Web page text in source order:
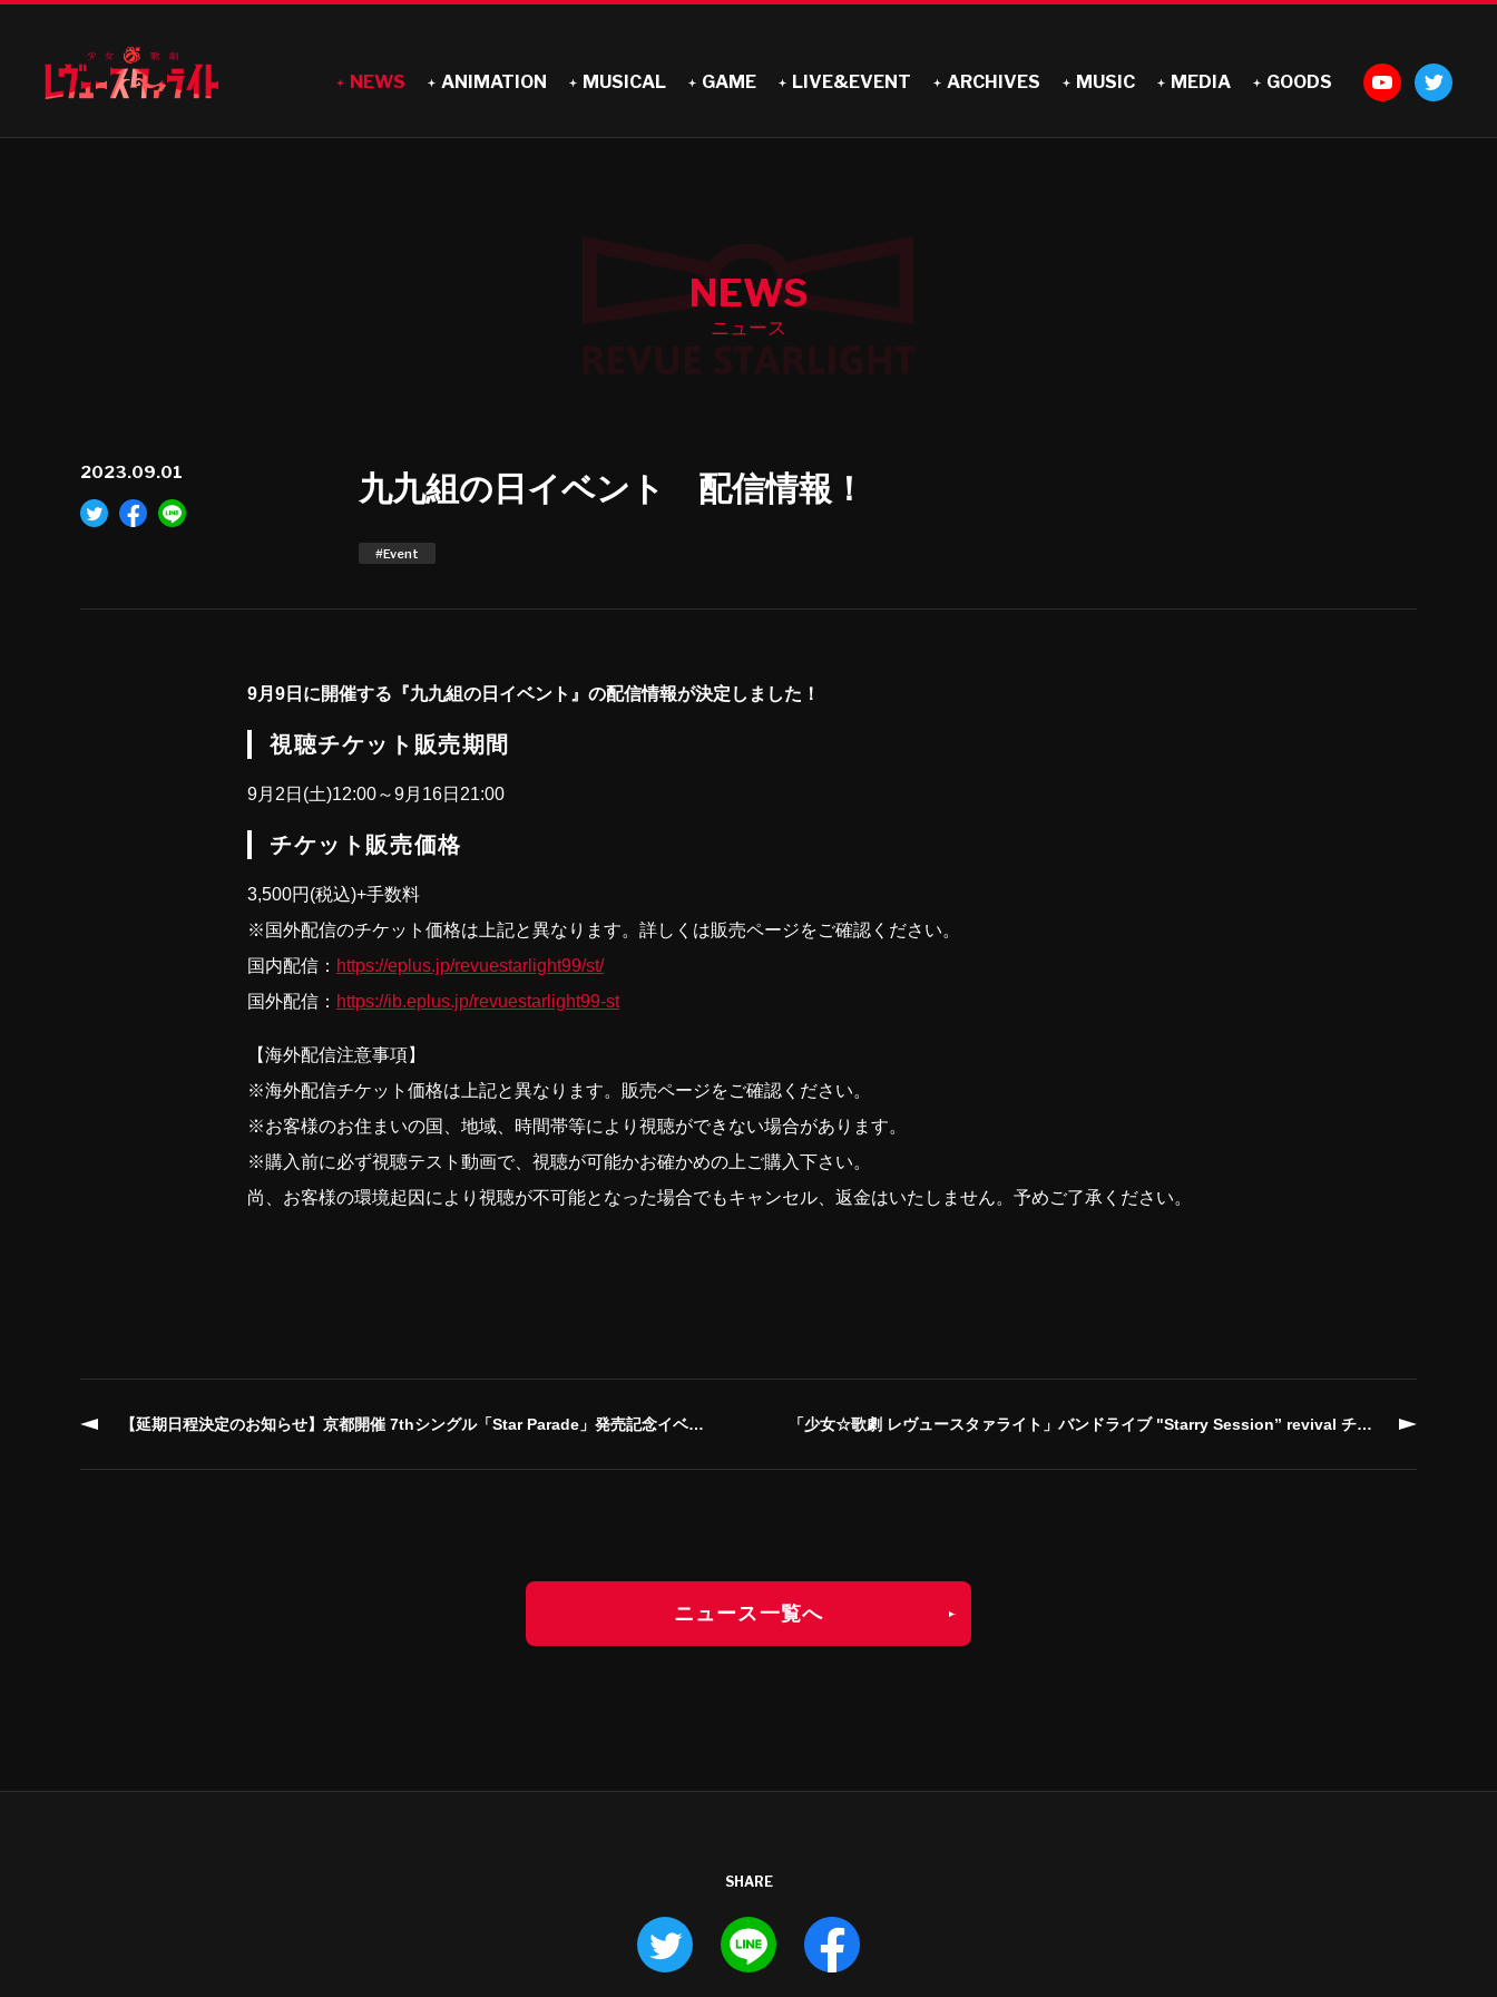
NEWS ANIMATION MUSICAL GAME LIVE&EVENT ARCHIVES MUSIC MEDIA GOODS
NEWS
ニュース
2023.09.01 九九組の日イベント 配信情報！
#Event
9月9日に開催する『九九組の日イベント』の配信情報が決定しました！
視聴チケット販売期間
9月2日(土)12:00～9月16日21:00
チケット販売価格
3,500円(税込)+手数料
※国外配信のチケット価格は上記と異なります。詳しくは販売ページをご確認ください。
国内配信： https://eplus.jp/revuestarlight99/st/
国外配信： https://ib.eplus.jp/revuestarlight99-st
【海外配信注意事項】
※海外配信チケット価格は上記と異なります。販売ページをご確認ください。
※お客様のお住まいの国、地域、時間帯等により視聴ができない場合があります。
※購入前に必ず視聴テスト動画で、視聴が可能かお確かめの上ご購入下さい。
尚、お客様の環境起因により視聴が不可能となった場合でもキャンセル、返金はいたしません。予めご了承ください。
【延期日程決定のお知らせ】京都開催 7thシングル「Star Parade」発売記念イベント（お渡し会） 「少女☆歌劇 レヴュースタァライト」バンドライブ "Starry Session” revival チケット抽選販売申込のお知らせ
ニュース一覧へ
SHARE